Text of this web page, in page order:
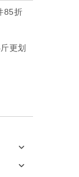
85折
更划